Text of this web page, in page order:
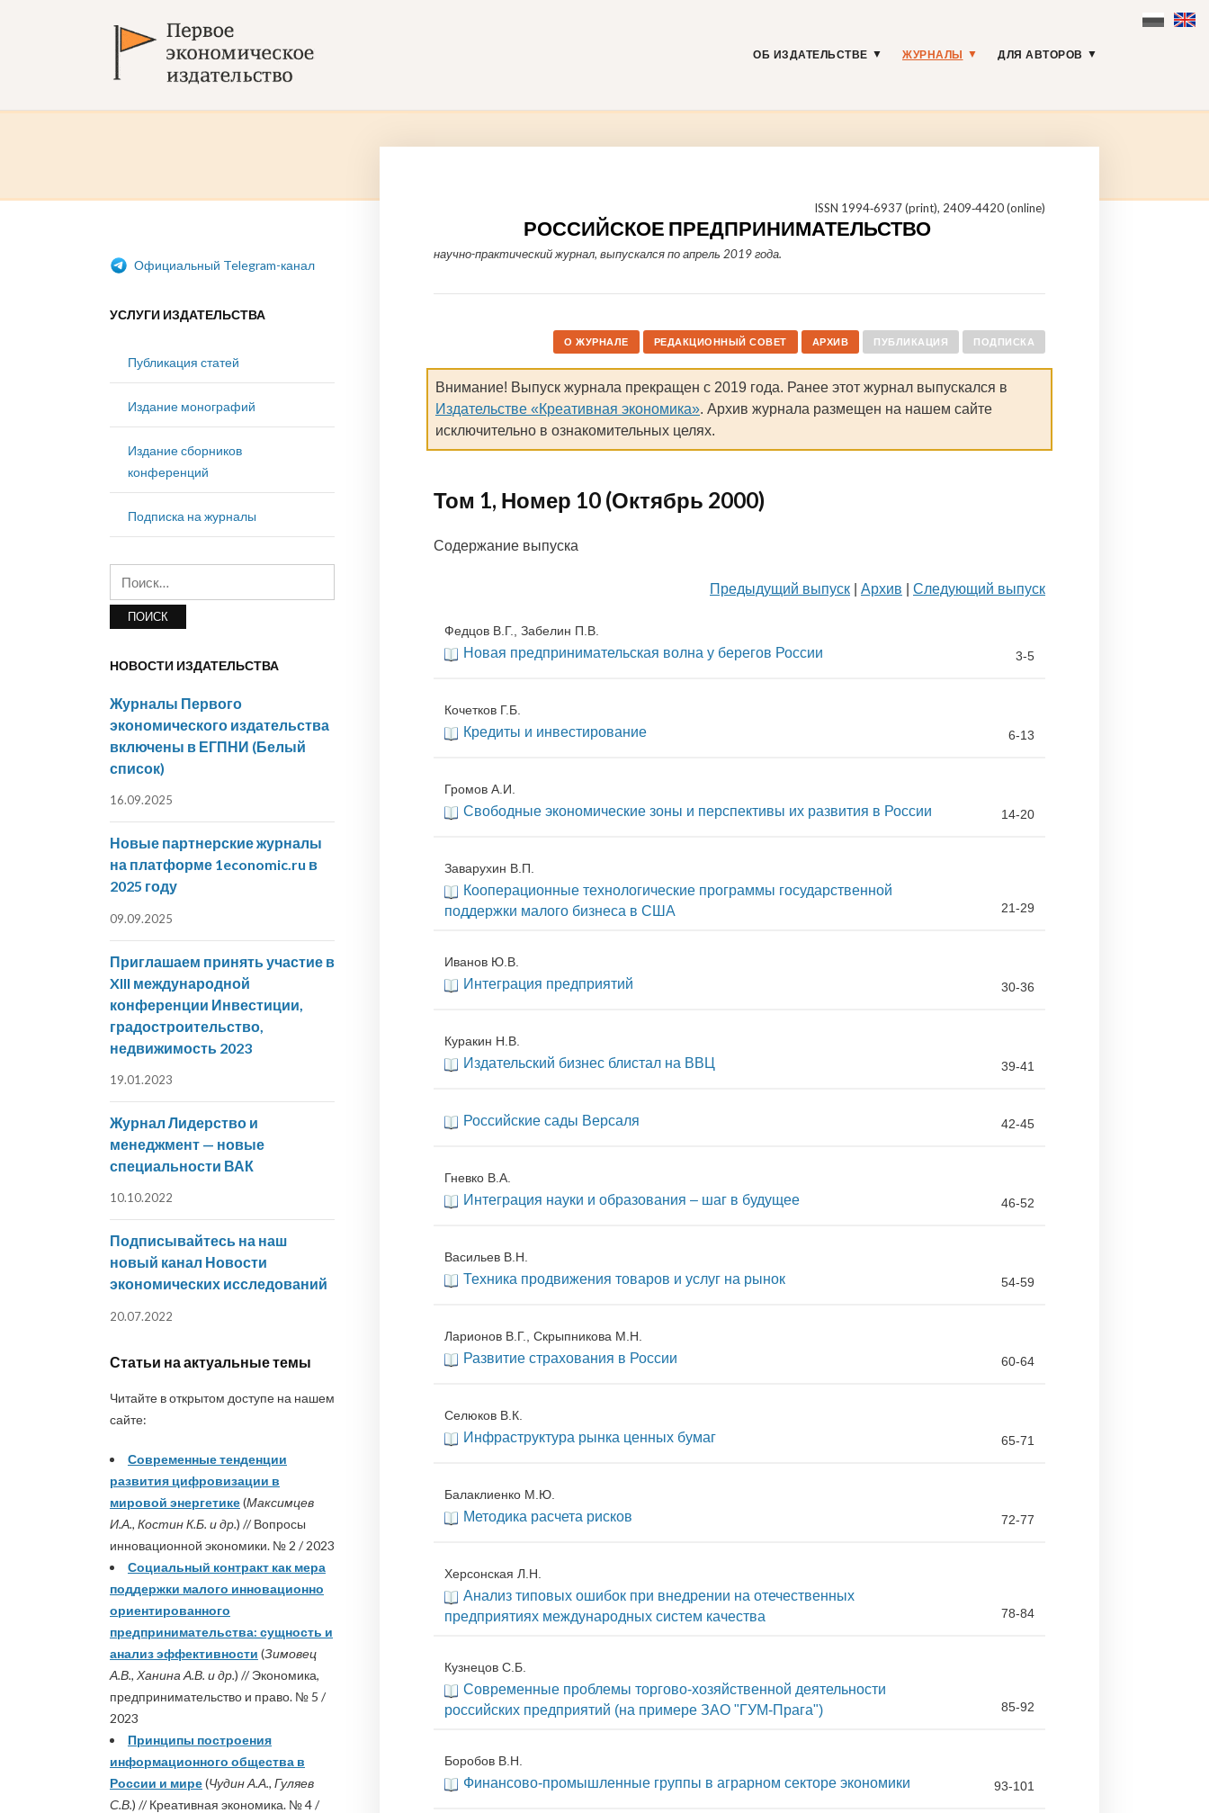
ОБ ИЗДАТЕЛЬСТВЕ ЖУРНАЛЫ ДЛЯ АВТОРОВ
ISSN 1994‑6937 (print), 2409‑4420 (online)
РОССИЙСКОЕ ПРЕДПРИНИМАТЕЛЬСТВО
научно-практический журнал, выпускался по апрель 2019 года.
О ЖУРНАЛЕ РЕДАКЦИОННЫЙ СОВЕТ АРХИВ ПУБЛИКАЦИЯ ПОДПИСКА
Внимание! Выпуск журнала прекращен с 2019 года. Ранее этот журнал выпускался в
Издательстве «Креативная экономика». Архив журнала размещен на нашем сайте
исключительно в ознакомительных целях.
Том 1, Номер 10 (Октябрь 2000)
Содержание выпуска
Предыдущий выпуск Архив Следующий выпуск
Федцов В.Г., Забелин П.В.
Новая предпринимательская волна у берегов России 3-5
Кочетков Г.Б.
Кредиты и инвестирование 6-13
Громов А.И.
Свободные экономические зоны и перспективы их развития в России 14-20
Заварухин В.П.
Кооперационные технологические программы государственной
поддержки малого бизнеса в США
21-29
Иванов Ю.В.
Интеграция предприятий 30-36
Куракин Н.В.
Издательский бизнес блистал на ВВЦ 39-41
Российские сады Версаля 42-45
Гневко В.А.
Интеграция науки и образования – шаг в будущее 46-52
Васильев В.Н.
Техника продвижения товаров и услуг на рынок 54-59
Ларионов В.Г., Скрыпникова М.Н.
Развитие страхования в России 60-64
Селюков В.К.
Инфраструктура рынка ценных бумаг 65-71
Балаклиенко М.Ю.
Методика расчета рисков 72-77
Херсонская Л.Н.
Анализ типовых ошибок при внедрении на отечественных
предприятиях международных систем качества
78-84
Кузнецов С.Б.
Современные проблемы торгово-хозяйственной деятельности
российских предприятий (на примере ЗАО "ГУМ-Прага")
85-92
Боробов В.Н.
Финансово-промышленные группы в аграрном секторе экономики 93-101
Официальный Telegram-канал
УСЛУГИ ИЗДАТЕЛЬСТВА
Публикация статей
Издание монографий
Издание сборников
конференций
Подписка на журналы
НОВОСТИ ИЗДАТЕЛЬСТВА
Журналы Первого
экономического издательства
включены в ЕГПНИ (Белый
список)
16.09.2025
Новые партнерские журналы
на платформе 1economic.ru в
2025 году
09.09.2025
Приглашаем принять участие в
XIII международной
конференции Инвестиции,
градостроительство,
недвижимость 2023
19.01.2023
Журнал Лидерство и
менеджмент — новые
специальности ВАК
10.10.2022
Подписывайтесь на наш
новый канал Новости
экономических исследований
20.07.2022
Статьи на актуальные темы
Читайте в открытом доступе на нашем
сайте:
Современные тенденции
развития цифровизации в
мировой энергетике(Максимцев
И.А., Костин К.Б. и др.) // Вопросы
инновационной экономики. № 2 / 2023
Социальный контракт как мера
поддержки малого инновационно
ориентированного
предпринимательства: сущность и
анализ эффективности (Зимовец
А.В., Ханина А.В. и др.) // Экономика,
предпринимательство и право. № 5 /
2023
Принципы построения
информационного общества в
России и мире(Чудин А.А., Гуляев
С.В.) // Креативная экономика. № 4 /